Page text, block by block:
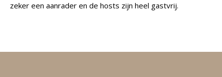
zeker een aanrader en de hosts zijn heel gastvrij.